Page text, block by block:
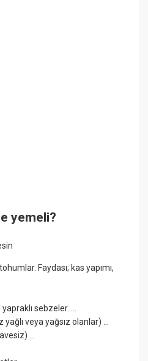
yemeli?
Faydası; kas yapımı,
sebzeler. ...
veya yağsız olanlar) ...
...